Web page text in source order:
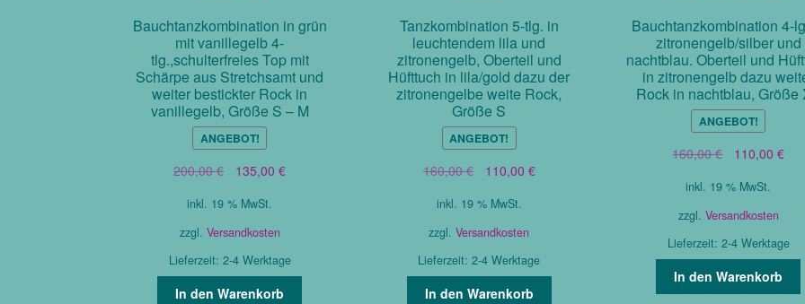
Bauchtanzkombination in grün
mit vanillegelb 4-
tlg.,schulterfreies Top mit
Schärpe aus Stretchsamt und
weiter bestickter Rock in
vanillegelb, Größe S – M
ANGEBOT!
200,00€
Ursprünglicher
war:
200,00 €
135,00 €Aktueller
inkl. 19 % MwSt.
zzgl. Versandkosten
Lieferzeit: 2-4 Werktage
In den Warenkorb
Tanzkombination 5-tlg. in
leuchtendem lila und
zitronengelb, Oberteil und
Hüfttuch in lila/gold dazu der
zitronengelbe weite Rock,
Größe S
ANGEBOT!
160,00€
Ursprünglicher
war:
160,00 €
110,00 €Aktueller
inkl. 19 % MwSt.
zzgl.Versandkosten
Lieferzeit:2-4 Werktage
In den Warenkorb
Bauchtanzkombination 4-
zitronengelb/silber und
nachtblau. Oberteil und
in zitronengelb dazu
Rock in nachtblau, Größe
ANGEBOT!
160,00€
Ursprünglicher
war:
160,00 €
110,00€
inkl. 19 % MwSt.
zzgl. Versandkosten
Lieferzeit: 2-4 Werktage
In den Warenkorb